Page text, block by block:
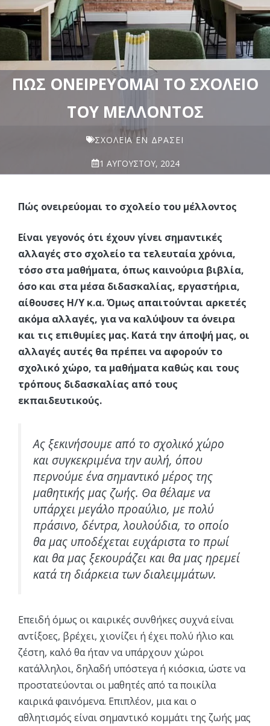
ΠΏΣ ΟΝΕΙΡΕΎΟΜΑΙ ΤΟ ΣΧΟΛΕΊΟ
ΤΟΥ ΜΈΛΛΟΝΤΟΣ
ΣΧΟΛΕΊΑ ΕΝ ΔΡΆΣΕΙ
1 ΑΥΓΟΎΣΤΟΥ, 2024
Πώς ονειρεύομαι το σχολείο του μέλλοντος
Είναι γεγονός ότι έχουν γίνει σημαντικές
αλλαγές στο σχολείο τα τελευταία χρόνια,
τόσο στα μαθήματα, όπως καινούρια βιβλία,
όσο και στα μέσα διδασκαλίας, εργαστήρια,
αίθουσες Η/Υ κ.α. Όμως απαιτούνται αρκετές
ακόμα αλλαγές, για να καλύψουν τα όνειρα
και τις επιθυμίες μας. Κατά την άποψή μας, οι
αλλαγές αυτές θα πρέπει να αφορούν το
σχολικό χώρο, τα μαθήματα καθώς και τους
τρόπους διδασκαλίας από τους
εκπαιδευτικούς.
Ας ξεκινήσουμε από το σχολικό χώρο
και συγκεκριμένα την αυλή, όπου
περνούμε ένα σημαντικό μέρος της
μαθητικής μας ζωής. Θα θέλαμε να
υπάρχει μεγάλο προαύλιο, με πολύ
πράσινο, δέντρα, λουλούδια, το οποίο
θα μας υποδέχεται ευχάριστα το πρωί
και θα μας ξεκουράζει και θα μας ηρεμεί
κατά τη διάρκεια των διαλειμμάτων.
Επειδή όμως οι καιρικές συνθήκες συχνά είναι
αντίξοες, βρέχει, χιονίζει ή έχει πολύ ήλιο και
ζέστη, καλό θα ήταν να υπάρχουν χώροι
κατάλληλοι, δηλαδή υπόστεγα ή κιόσκια, ώστε να
προστατεύονται οι μαθητές από τα ποικίλα
καιρικά φαινόμενα. Επιπλέον, μια και ο
αθλητισμός είναι σημαντικό κομμάτι της ζωής μας